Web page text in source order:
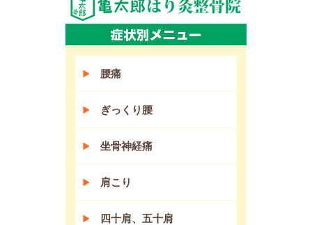
腰痛
ぎっくり腰
坐骨神経痛
肩こり
四十肩、五十肩